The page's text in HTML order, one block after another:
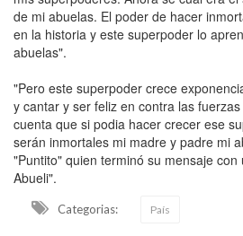
de mi abuelas. El poder de hacer
en la historia y este superpoder lo
abuelas".
"Pero este superpoder crece
y cantar y ser feliz en contra las
cuenta que si podia hacer crecer ese
serán inmortales mi madre y padre mi
"Puntito" quien terminó su mensaje
Abueli".
Categorias: País